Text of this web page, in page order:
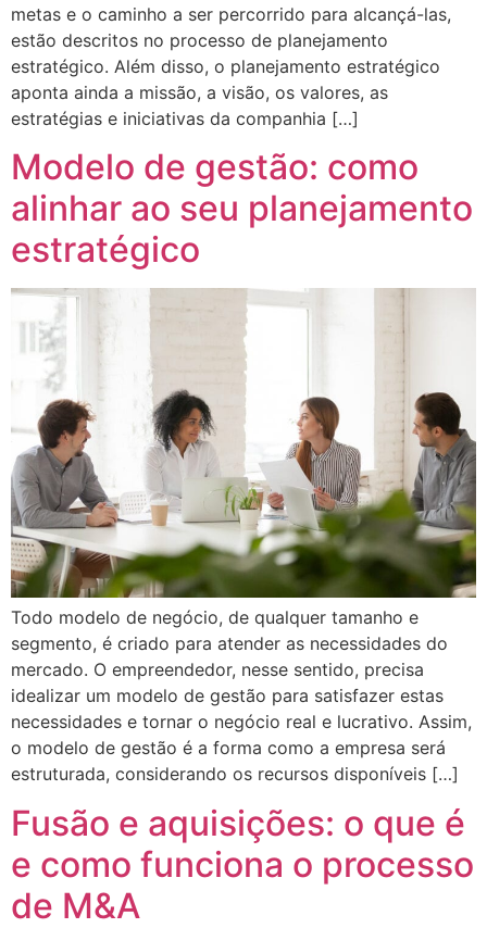
metas e o caminho a ser percorrido para alcançá-las,
estão descritos no processo de planejamento
estratégico. Além disso, o planejamento estratégico
aponta ainda a missão, a visão, os valores, as
estratégias e iniciativas da companhia […]
Modelo de gestão: como
alinhar ao seu planejamento
estratégico
Todo modelo de negócio, de qualquer tamanho e
segmento, é criado para atender as necessidades do
mercado. O empreendedor, nesse sentido, precisa
idealizar um modelo de gestão para satisfazer estas
necessidades e tornar o negócio real e lucrativo. Assim,
o modelo de gestão é a forma como a empresa será
estruturada, considerando os recursos disponíveis […]
Fusão e aquisições: o que é
e como funciona o processo
de M&A